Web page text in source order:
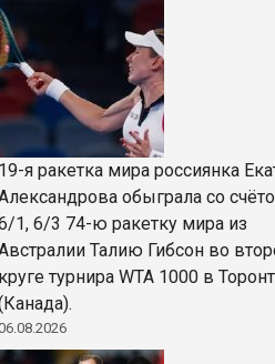
19-я ракетка мира россиянка
обыграла со
1, 6/3 74-ю ракетку мира из
Талию Гибсон во
круге турнира WTA 1000 в